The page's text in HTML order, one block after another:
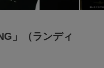
」（ランディ